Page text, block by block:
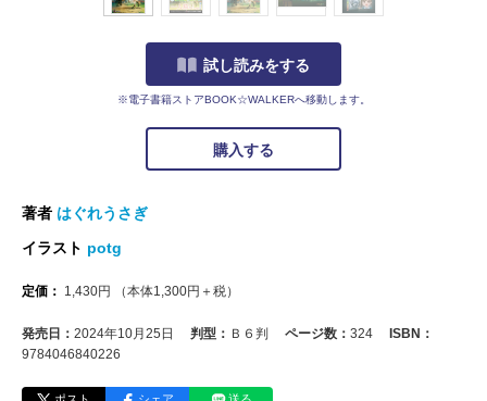
試し読みをする
※電子書籍ストアBOOK☆WALKERへ移動します。
購入する
著者 はぐれうさぎ
イラスト potg
定価： 1,430円 （本体1,300円＋税）
発売日： 2024年10月25日 判型： Ｂ６判 ページ数： 324
ISBN：
9784046840226